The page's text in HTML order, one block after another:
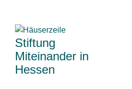
Stiftung
Miteinander in
Hessen